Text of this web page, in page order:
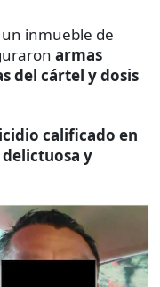
inmueble de
armas
del cártel y dosis
calificado en
y